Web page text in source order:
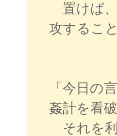
置けば、
攻するこ
「今日の
姦計を看
それを利